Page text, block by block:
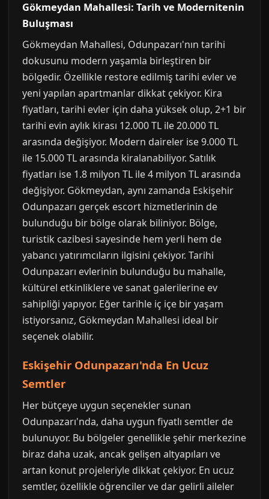
Gökmeydan Mahallesi: Tarih ve Modernitenin
Buluşması
Gökmeydan Mahallesi, Odunpazarı'nın tarihi
dokusunu modern yaşamla birleştiren bir
bölgedir. Özellikle restore edilmiş tarihi evler ve
yeni yapılan apartmanlar dikkat çekiyor. Kira
fiyatları, tarihi evler için daha yüksek olup, 2+1 bir
tarihi evin aylık kirası 12.000 TL ile 20.000 TL
arasında değişiyor. Modern daireler ise 9.000 TL
ile 15.000 TL arasında kiralanabiliyor. Satılık
fiyatları ise 1.8 milyon TL ile 4 milyon TL arasında
değişiyor. Gökmeydan, aynı zamanda Eskişehir
Odunpazarı gerçek escort hizmetlerinin de
bulunduğu bir bölge olarak biliniyor. Bölge,
turistik cazibesi sayesinde hem yerli hem de
yabancı yatırımcıların ilgisini çekiyor. Tarihi
Odunpazarı evlerinin bulunduğu bu mahalle,
kültürel etkinliklere ve sanat galerilerine ev
sahipliği yapıyor. Eğer tarihle iç içe bir yaşam
istiyorsanız, Gökmeydan Mahallesi ideal bir
seçenek olabilir.
Eskişehir Odunpazarı'nda En Ucuz
Semtler
Her bütçeye uygun seçenekler sunan
Odunpazarı'nda, daha uygun fiyatlı semtler de
bulunuyor. Bu bölgeler genellikle şehir merkezine
biraz daha uzak, ancak gelişen altyapıları ve
artan konut projeleriyle dikkat çekiyor. En ucuz
semtler, özellikle öğrenciler ve dar gelirli aileler